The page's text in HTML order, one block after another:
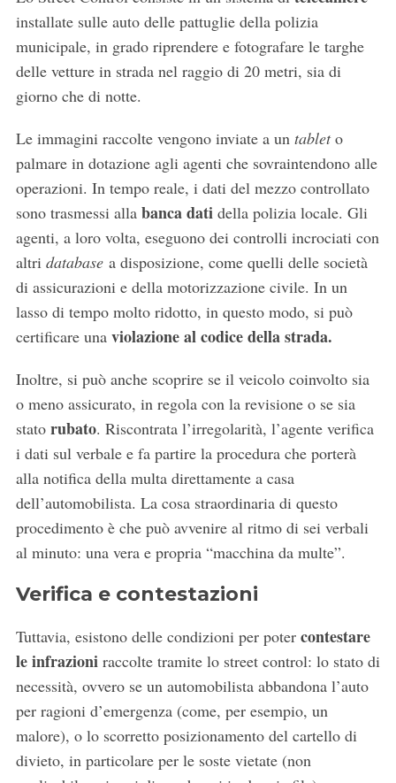
installate sulle auto delle pattuglie della polizia
municipale, in grado riprendere e fotografare le targhe
delle vetture in strada nel raggio di 20 metri, sia di
giorno che di notte.
Le immagini raccolte vengono inviate a un tableto
palmare in dotazione agli agenti che sovraintendono alle
operazioni. In tempo reale, i dati del mezzo controllato
sono trasmessi alla banca datidella polizia locale. Gli
agenti, a loro volta, eseguono dei controlli incrociati con
altri database a disposizione, come quelli delle società
di assicurazioni e della motorizzazione civile. In un
lasso di tempo molto ridotto, in questo modo, si può
certificare una violazione al codice della strada.
Inoltre, si può anche scoprire se il veicolo coinvolto sia
o meno assicurato, in regola con la revisione o se sia
stato rubato. Riscontrata l’irregolarità, l’agente verifica
i dati sul verbale e fa partire la procedura che porterà
alla notifica della multa direttamente a casa
dell’automobilista. La cosa straordinaria di questo
procedimento è che può avvenire al ritmo di sei verbali
al minuto: una vera e propria “macchina da multe”.
Verifica e contestazioni
Tuttavia, esistono delle condizioni per poter contestare
le infrazioniraccolte tramite lo street control: lo stato di
necessità, ovvero se un automobilista abbandona l’auto
per ragioni d’emergenza (come, per esempio, un
malore), o lo scorretto posizionamento del cartello di
divieto, in particolare per le soste vietate (non